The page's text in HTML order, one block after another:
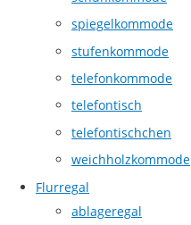
spiegelkommode
stufenkommode
telefonkommode
telefontisch
telefontischchen
weichholzkommode
Flurregal
ablageregal